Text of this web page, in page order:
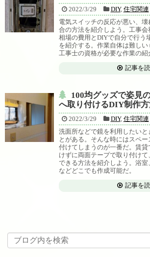
2022/3/29 DIY, 住宅関連
電気スイッチの反応が悪い、
合の方法を紹介しよう。工事
相場の費用とDIYで自分で行う
を紹介する。作業自体は難し
工事士の資格が必要な作業の紹
記事を
100均グッズで姿見
へ取り付けるDIY制作
2022/3/29 DIY, 住宅関連
洗面所などで鏡を利用したいと
とがある。そんな時にはスペ
付けてしまうのが一番だ。賃
けずに両面テープで取り付け
できる方法を紹介しよう。浴
などどこでも作成可能だ。
記事を